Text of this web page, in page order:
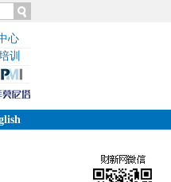
心
训